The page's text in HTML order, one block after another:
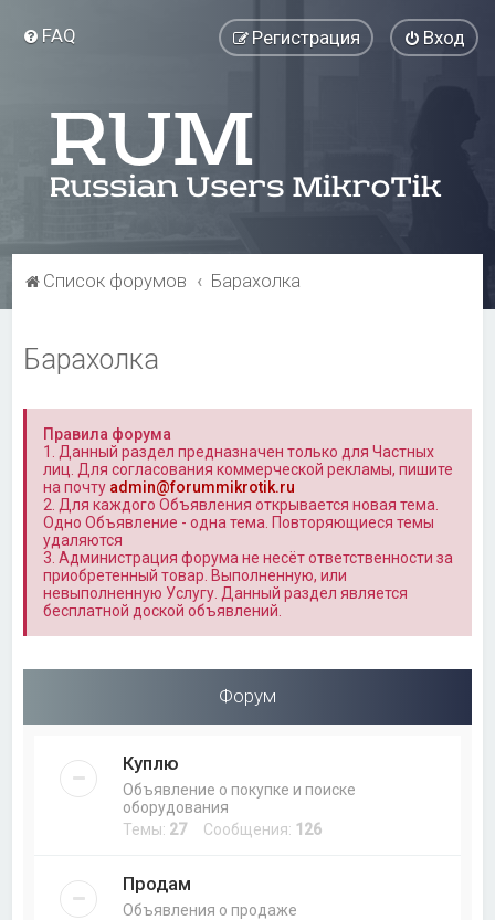
FAQ Вход
Регистрация
Список форумов Барахолка
Барахолка
Правила форума
1. Данный раздел предназначен только для Частных
лиц. Для согласования коммерческой рекламы, пишите
на почту admin@forummikrotik.ru
2. Для каждого Объявления открывается новая тема.
Одно Объявление - одна тема. Повторяющиеся темы
удаляются
3. Администрация форума не несёт ответственности за
приобретенный товар. Выполненную, или
невыполненную Услугу. Данный раздел является
бесплатной доской объявлений.
Форум
Куплю
Объявление о покупке и поиске
оборудования
Темы: 27Сообщения: 126
Продам
Объявления о продаже